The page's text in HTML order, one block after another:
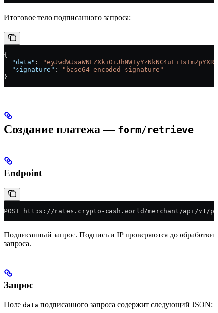
Итоговое тело подписанного запроса:
{
  "data"
:
  "signature"
:
"base64-encoded-signature"
}
Создание платежа — form/retrieve
Endpoint
POST https://rates.crypto-cash.world/merchant/api/
Подписанный запрос. Подпись и IP проверяются до обработки
запроса.
Запрос
Поле data подписанного запроса содержит следующий JSON: